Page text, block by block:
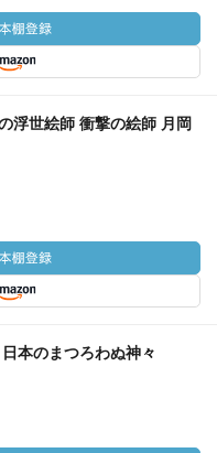
浮世絵師 衝撃の絵師 月岡
本のまつろわぬ神々